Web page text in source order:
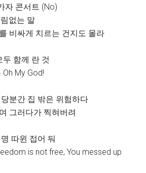
자 콘서트 (No)
없는 말
비싸게 치르는 건지도 몰라
함께 란 것
My God!
분간 집 밖은 위험하다
그러다가 찍혀버려
따윈 접어 둬
is not free, You messed up